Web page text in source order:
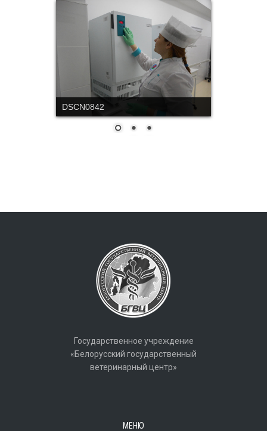
DSCN0842
Государственное учреждение
«Белорусский государственный
ветеринарный центр»
МЕНЮ